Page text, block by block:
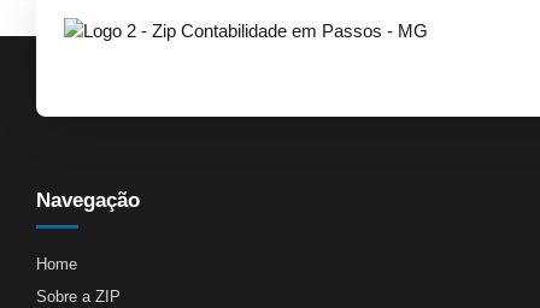
Navegação
Home
Sobre a ZIP